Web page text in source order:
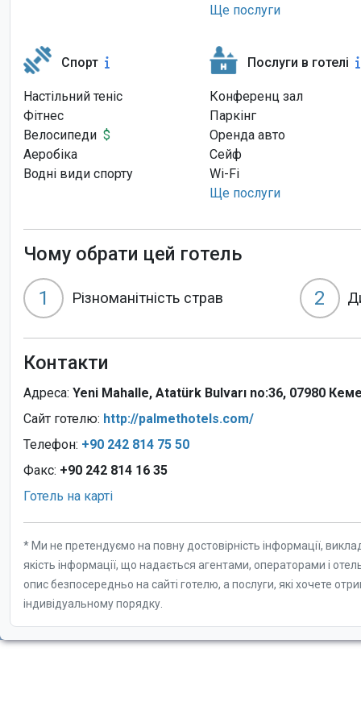
Ще послуги
Спорт
Настільний теніс
Фітнес
Велосипеди $
Аеробіка
Водні види спорту
Послуги в готелі
Конференц зал
Паркінг
Оренда авто
Сейф
Wi-Fi
Ще послуги
Чому обрати цей готель
1
Різноманітність страв 2
Контакти
Адреса: Yeni Mahalle, Atatürk Bulvarı no:36, 07980
Сайт готелю: http://palmethotels.com/
Телефон: +90 242 814 75 50
Факс: +90 242 814 16 35
Готель на карті
* Ми не претендуємо на повну достовірність інформації,
якість інформації, що надається агентами, операторами і
опис безпосередньо на сайті готелю, а послуги, які хочете
індивідуальному порядку.